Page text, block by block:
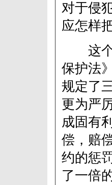
对于侵
应怎样
这个
保护法
规定了
更为严
成固有
偿，赔
约的惩
了一倍